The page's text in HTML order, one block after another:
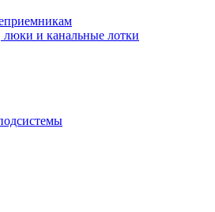
люки и канальные лотки